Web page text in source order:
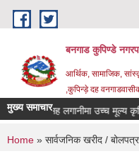
Skip to main content
बनगाड कुपिण्डे
आर्थिक, सामाजिक,
,कुपिन्ड़े दह
मुख्य समाचारसह लगानीमा उच्च मूल्य कृषिवस्तु
You are here
Home » सार्वजनिक खरीद /